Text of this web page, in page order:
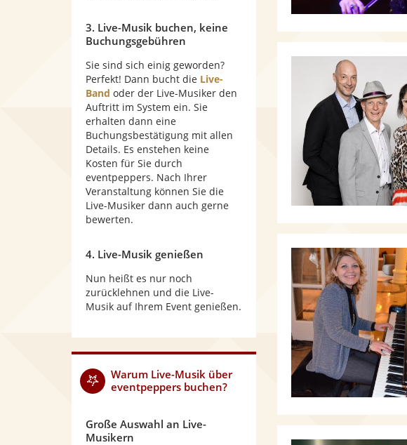
3. Live-Musik buchen, keine
Buchungsgebühren
Sie sind sich einig geworden?
Perfekt! Dann bucht die Live-
Band oder der Live-Musiker den
Auftritt im System ein. Sie
erhalten dann eine
Buchungsbestätigung mit allen
Details. Es enstehen keine
Kosten für Sie durch
eventpeppers. Nach Ihrer
Veranstaltung können Sie die
Live-Musiker dann auch gerne
bewerten.
4. Live-Musik genießen
Nun heißt es nur noch
zurücklehnen und die Live-
Musik auf Ihrem Event genießen.
Warum Live-Musik über
eventpeppers buchen?
Große Auswahl an Live-
Musikern